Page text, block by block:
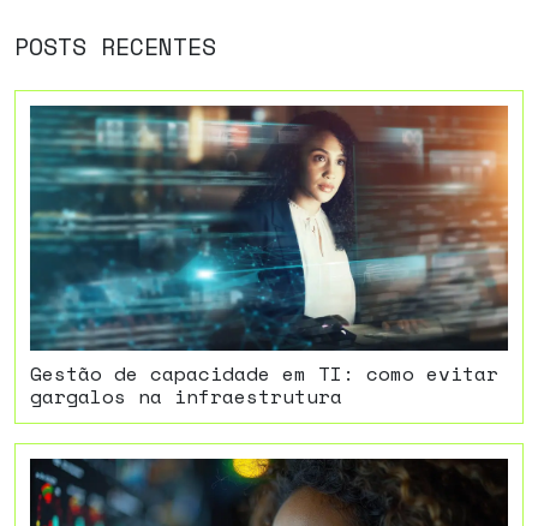
POSTS RECENTES
Gestão de capacidade em TI: como evitar
gargalos na infraestrutura